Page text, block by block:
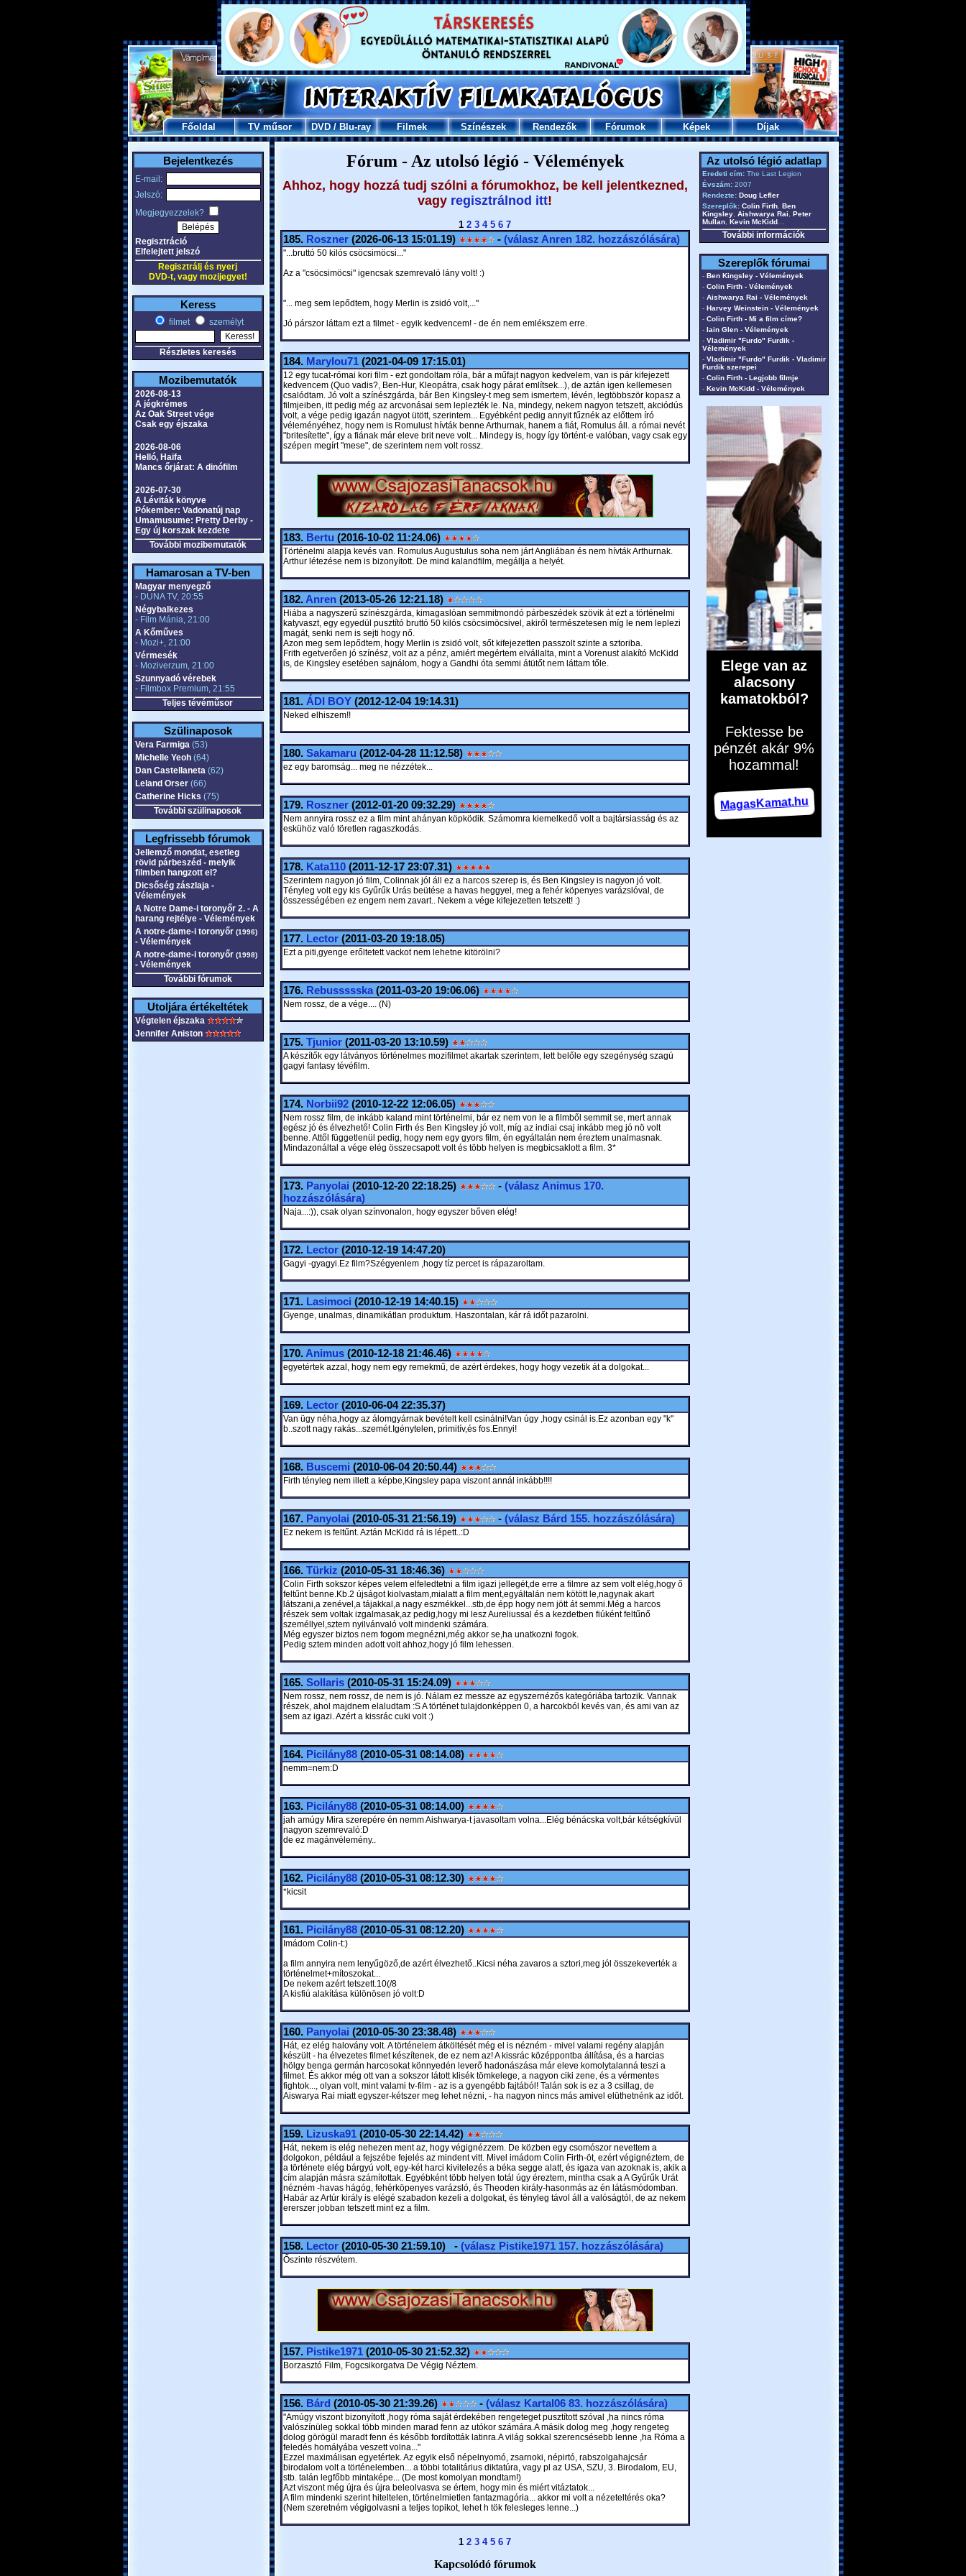
Főoldal TV műsor DVD/Blu-ray Filmek Színészek Rendezők Fórumok Képek Díjak
Bejelentkezés
E-mail:
Jelszó:
Megjegyezzelek?
Regisztráció
Elfelejtett jelszó
Regisztrálj és nyerj
DVD-t, vagy mozijegyet!
Keress
filmet személyt
Részletes keresés
Mozibemutatók
2026-08-13
A jégkrémes
Az Oak Street vége
Csak egy éjszaka
2026-08-06
Helló, Haifa
Mancs őrjárat: A dinófilm
2026-07-30
A Léviták könyve
Pókember: Vadonatúj nap
Umamusume: Pretty Derby -
Egy új korszak kezdete
További mozibemutatók
Hamarosan a TV-ben
Magyar menyegző
- DUNA TV, 20:55
Négybalkezes
- Film Mánia, 21:00
A Kőműves
- Mozi+, 21:00
Vérmesék
- Moziverzum, 21:00
Szunnyadó vérebek
- Filmbox Premium, 21:55
Teljes tévéműsor
Szülinaposok
Vera Farmiga(53)
Michelle Yeoh(64)
Dan Castellaneta(62)
Leland Orser(66)
Catherine Hicks (75)
További szülinaposok
Legfrissebb fórumok
Jellemző mondat, esetleg
rövid párbeszéd - melyik
filmben hangzott el?
Dicsőség zászlaja -
Vélemények
A Notre Dame-i toronyőr 2. - A
harang rejtélye - Vélemények
A notre-dame-i toronyőr (1996)
- Vélemények
A notre-dame-i toronyőr (1998)
- Vélemények
További fórumok
Utoljára értékeltétek
Végtelen éjszaka
Jennifer Aniston
Fórum - Az utolsó légió - Vélemények
Ahhoz, hogy hozzá tudj szólni a fórumokhoz, be kell jelentkezned,
vagy regisztrálnod itt!
1 2 3 4 5 6 7
185. Roszner(2026-06-13 15:01.19) - (válasz Anren182. hozzászólására)
"...bruttó 50 kilós csöcsimöcsi..."
Az a "csöcsimöcsi" igencsak szemrevaló lány volt! :)
"... meg sem lepődtem, hogy Merlin is zsidó volt,..."
Jó párszor láttam ezt a filmet - egyik kedvencem! - de én nem emlékszem erre.
184. Marylou71(2021-04-09 17:15.01)
12 egy tucat-római kori film - ezt gondoltam róla, bár a műfajt nagyon kedvelem, van is pár kifejezett
kedvencem (Quo vadis?, Ben-Hur, Kleopátra, csak hogy párat említsek...), de aztán igen kellemesen
csalódtam. Jó volt a színészgárda, bár Ben Kingsley-t meg sem ismertem, lévén, legtöbbször kopasz a
filmjeiben, itt pedig még az arcvonásai sem leplezték le. Na, mindegy, nekem nagyon tetszett, akciódús
volt, a vége pedig igazán nagyot ütött, szerintem... Egyébként pedig annyit fűznék az előttem író
véleményéhez, hogy nem is Romulust hívták benne Arthurnak, hanem a fiát, Romulus áll. a római nevét
"britesítette", így a fiának már eleve brit neve volt... Mindegy is, hogy így történt-e valóban, vagy csak egy
szépen megírt "mese", de szerintem nem volt rossz.
183. Bertu (2016-10-02 11:24.06)
Történelmi alapja kevés van. Romulus Augustulus soha nem járt Angliában és nem hívták Arthurnak.
Arthur létezése nem is bizonyított. De mind kalandfilm, megállja a helyét.
182. Anren(2013-05-26 12:21.18)
Hiába a nagyszerű színészgárda, kimagaslóan semmitmondó párbeszédek szövik át ezt a történelmi
katyvaszt, egy egyedül pusztító bruttó 50 kilós csöcsimöcsivel, akiről természetesen míg le nem leplezi
magát, senki nem is sejti hogy nő.
Azon meg sem lepődtem, hogy Merlin is zsidó volt, sőt kifejezetten passzolt szinte a sztoriba.
Frith egetverően jó színész, volt az a pénz, amiért megértem elvállalta, mint a Vorenust alakító McKidd
is, de Kingsley esetében sajnálom, hogy a Gandhi óta semmi átütőt nem láttam tőle.
181. ÁDI BOY(2012-12-04 19:14.31)
Neked elhiszem!!
180. Sakamaru (2012-04-28 11:12.58)
ez egy baromság... meg ne nézzétek...
179. Roszner(2012-01-20 09:32.29)
Nem annyira rossz ez a film mint ahányan köpködik. Számomra kiemelkedő volt a bajtársiasság és az
eskühöz való töretlen ragaszkodás.
178. Kata110(2011-12-17 23:07.31)
Szerintem nagyon jó film, Colinnak jól áll ez a harcos szerep is, és Ben Kingsley is nagyon jó volt.
Tényleg volt egy kis Gyűrűk Urás beütése a havas heggyel, meg a fehér köpenyes varázslóval, de
összességében ez engem nem zavart.. Nekem a vége kifejezetten tetszett! :)
177. Lector(2011-03-20 19:18.05)
Ezt a piti,gyenge erőltetett vackot nem lehetne kitörölni?
176. Rebussssska(2011-03-20 19:06.06)
Nem rossz, de a vége.... (N)
175. Tjunior(2011-03-20 13:10.59)
A készítők egy látványos történelmes mozifilmet akartak szerintem, lett belőle egy szegénység szagú
gagyi fantasy tévéfilm.
174. Norbii92(2010-12-22 12:06.05)
Nem rossz film, de inkább kaland mint történelmi, bár ez nem von le a filmből semmit se, mert annak
egész jó és élvezhető! Colin Firth és Ben Kingsley jó volt, míg az indiai csaj inkább meg jó nö volt
benne. Attől függetlenül pedig, hogy nem egy gyors film, én egyáltalán nem éreztem unalmasnak.
Mindazonáltal a vége elég összecsapott volt és több helyen is megbicsaklott a film. 3*
173. Panyolai (2010-12-20 22:18.25) - (válasz Animus170.
hozzászólására)
Naja...:)), csak olyan színvonalon, hogy egyszer bőven elég!
172. Lector(2010-12-19 14:47.20)
Gagyi -gyagyi.Ez film?Szégyenlem ,hogy tíz percet is rápazaroltam.
171. Lasimoci (2010-12-19 14:40.15)
Gyenge, unalmas, dinamikátlan produktum. Haszontalan, kár rá időt pazarolni.
170. Animus(2010-12-18 21:46.46)
egyetértek azzal, hogy nem egy remekmű, de azért érdekes, hogy hogy vezetik át a dolgokat...
169. Lector(2010-06-04 22:35.37)
Van ügy néha,hogy az álomgyárnak bevételt kell csinálni!Van úgy ,hogy csinál is.Ez azonban egy "k"
b..szott nagy rakás...szemét.Igénytelen, primitív,és fos.Ennyi!
168. Buscemi (2010-06-04 20:50.44)
Firth tényleg nem illett a képbe,Kingsley papa viszont annál inkább!!!!
167. Panyolai (2010-05-31 21:56.19) - (válasz Bárd 155. hozzászólására)
Ez nekem is feltűnt. Aztán McKidd rá is lépett..:D
166. Türkiz (2010-05-31 18:46.36)
Colin Firth sokszor képes velem elfeledtetni a film igazi jellegét,de erre a filmre az sem volt elég,hogy ő
feltűnt benne.Kb.2 újságot kiolvastam,mialatt a film ment,egyáltalán nem kötött le,nagynak akart
látszani,a zenével,a tájakkal,a nagy eszmékkel...stb,de épp hogy nem jött át semmi.Még a harcos
részek sem voltak izgalmasak,az pedig,hogy mi lesz Aureliussal és a kezdetben fiúként feltűnő
személlyel,sztem nyilvánvaló volt mindenki számára.
Még egyszer biztos nem fogom megnézni,még akkor se,ha unatkozni fogok.
Pedig sztem minden adott volt ahhoz,hogy jó film lehessen.
165. Sollaris(2010-05-31 15:24.09)
Nem rossz, nem rossz, de nem is jó. Nálam ez messze az egyszernézős kategóriába tartozik. Vannak
részek, ahol majdnem elaludtam :S A történet tulajdonképpen 0, a harcokból kevés van, és ami van az
sem az igazi. Azért a kissrác cuki volt :)
164. Picilány88(2010-05-31 08:14.08)
nemm=nem:D
163. Picilány88(2010-05-31 08:14.00)
jah amúgy Mira szerepére én nemm Aishwarya-t javasoltam volna...Elég bénácska volt,bár kétségkívül
nagyon szemrevaló:D
de ez magánvélemény..
162. Picilány88(2010-05-31 08:12.30)
*kicsit
161. Picilány88(2010-05-31 08:12.20)
Imádom Colin-t:)
a film annyira nem lenyűgöző,de azért élvezhető..Kicsi néha zavaros a sztori,meg jól összekeverték a
történelmet+mítoszokat...
De nekem azért tetszett.10(/8
A kisfiú alakítása különösen jó volt:D
160. Panyolai (2010-05-30 23:38.48)
Hát, ez elég halovány volt. A történelem átköltését még el is nézném - mivel valami regény alapján
készült - ha élvezetes filmet készítenek, de ez nem az! A kissrác középpontba állítása, és a harcias
hölgy benga germán harcosokat könnyedén leverő hadonászása már eleve komolytalanná teszi a
filmet. És akkor még ott van a sokszor látott klisék tömkelege, a nagyon ciki zene, és a vérmentes
fightok..., olyan volt, mint valami tv-film - az is a gyengébb fajtából! Talán sok is ez a 3 csillag, de
Aiswarya Rai miatt egyszer-kétszer meg lehet nézni, - ha nagyon nincs más amivel elüthetnénk az időt.
159. Lizuska91(2010-05-30 22:14.42)
Hát, nekem is elég nehezen ment az, hogy végignézzem. De közben egy csomószor nevettem a
dolgokon, például a fejszébe fejelés az mindent vitt. Mivel imádom Colin Firth-öt, ezért végignéztem, de
a története elég bárgyú volt, egy-két harci kivitelezés a béka segge alatt, és igaza van azoknak is, akik a
cím alapján másra számítottak. Egyébként több helyen totál úgy éreztem, mintha csak a A Gyűrűk Urát
nézném -havas hágóg, fehérköpenyes varázsló, és Theoden király-hasonmás az én látásmódomban.
Habár az Artúr király is elégé szabadon kezeli a dolgokat, és tényleg távol áll a valóságtól, de az nekem
ererszer jobban tetszett mint ez a film.
158. Lector(2010-05-30 21:59.10) - (válasz Pistike1971157. hozzászólására)
Őszinte részvétem.
157. Pistike1971(2010-05-30 21:52.32)
Borzasztó Film, Fogcsikorgatva De Végig Néztem.
156. Bárd (2010-05-30 21:39.26) - (válasz Kartal0683. hozzászólására)
"Amúgy viszont bizonyított ,hogy róma saját érdekében rengeteget pusztított szóval ,ha nincs róma
valószínüleg sokkal több minden marad fenn az utókor számára.A másik dolog meg ,hogy rengeteg
dolog görögül maradt fenn és később fordították latinra.A világ sokkal szerencsésebb lenne ,ha Róma a
feledés homályába veszett volna..."
Ezzel maximálisan egyetértek. Az egyik első népelnyomó, zsarnoki, népirtó, rabszolgahajcsár
birodalom volt a történelemben... a többi totalitárius diktatúra, vagy pl az USA, SZU, 3. Birodalom, EU,
stb. talán legfőbb mintaképe... (De most komolyan mondtam!)
Azt viszont még újra és újra beleolvasva se értem, hogy min és miért vitáztatok...
A film mindenki szerint hiteltelen, történelmietlen fantazmagória... akkor mi volt a nézeteltérés oka?
(Nem szeretném végigolvasni a teljes topikot, lehet h tök felesleges lenne...)
1 2 3 4 5 6 7
Kapcsolódó fórumok
Az utolsó légió adatlap
Eredeti cím:The Last Legion
Évszám:2007
Rendezte: Doug Lefler
Szereplők: Colin Firth, Ben
Kingsley, Aishwarya Rai
Peter
Mullan, Kevin McKidd...
További információk
Szereplők fórumai
- Ben Kingsley - Vélemények
- Colin Firth - Vélemények
- Aishwarya Rai - Vélemények
- Harvey Weinstein - Vélemények
- Colin Firth - Mi a film címe?
- Iain Glen - Vélemények
- Vladimir "Furdo" Furdik -
Vélemények
- Vladimir "Furdo" Furdik - Vladimir
Furdik szerepei
- Colin Firth - Legjobb filmje
- Kevin McKidd - Vélemények